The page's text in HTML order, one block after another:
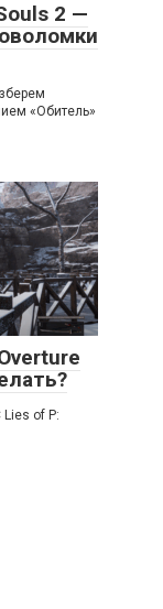
2 —
«Обитель»
of P: